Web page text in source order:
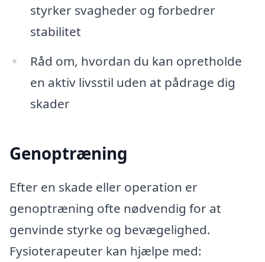
styrker svagheder og forbedrer
stabilitet
Råd om, hvordan du kan opretholde
en aktiv livsstil uden at pådrage dig
skader
Genoptræning
Efter en skade eller operation er
genoptræning ofte nødvendig for at
genvinde styrke og bevægelighed.
Fysioterapeuter kan hjælpe med: